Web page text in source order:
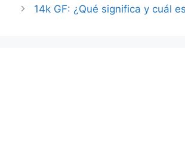
14k GF: ¿Qué significa y cuál